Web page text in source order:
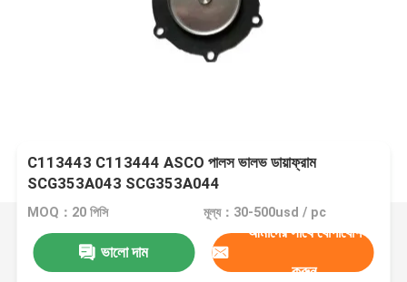
C113443 C113444 ASCO পালস ভালভ ডায়াফ্রাম
SCG353A043 SCG353A044
MOQ：20 পিসি মূল্য：30-500usd / pc
ভালো দাম
আমাদের সাথে যোগাযোগ
করুন